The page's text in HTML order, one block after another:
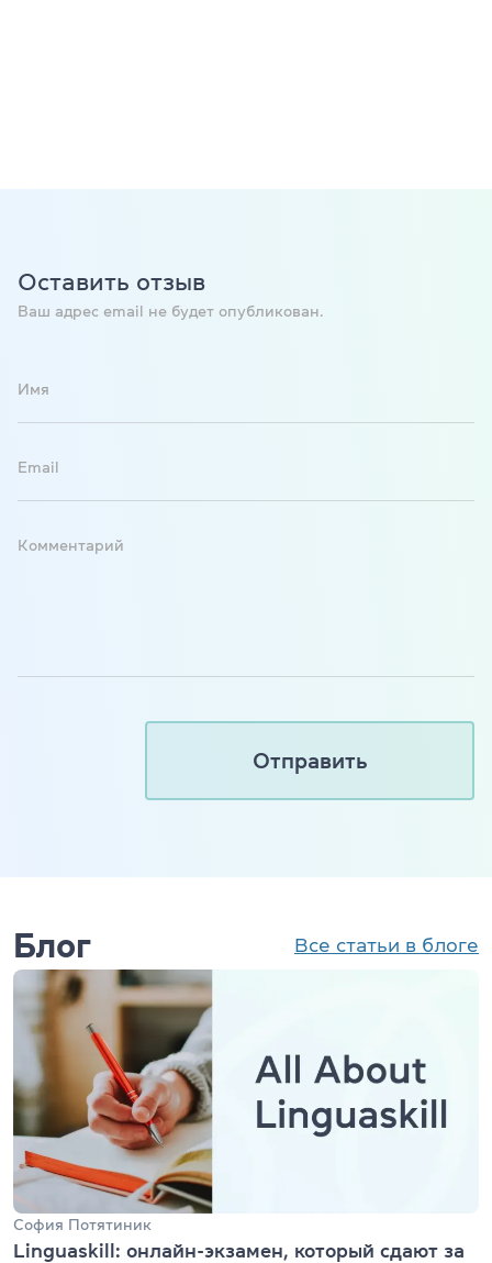
Оставить отзыв
Ваш адрес email не будет опубликован.
Комментарий
Имя
Email
Блог Все статьи в блоге
София Потятиник
Linguaskill: онлайн-экзамен, который сдают за